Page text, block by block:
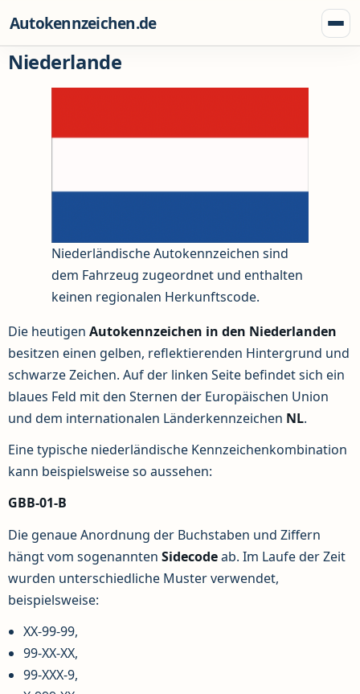
Autokennzeichen.de
Niederlande
Niederländische Autokennzeichen sind
dem Fahrzeug zugeordnet und enthalten
keinen regionalen Herkunftscode.
Die heutigen Autokennzeichen in den Niederlanden
besitzen einen gelben, reflektierenden Hintergrund und
schwarze Zeichen. Auf der linken Seite befindet sich ein
blaues Feld mit den Sternen der Europäischen Union
und dem internationalen Länderkennzeichen NL.
Eine typische niederländische Kennzeichenkombination
kann beispielsweise so aussehen:
GBB-01-B
Die genaue Anordnung der Buchstaben und Ziffern
hängt vom sogenannten Sidecodeab. Im Laufe der Zeit
wurden unterschiedliche Muster verwendet,
beispielsweise:
XX-99-99,
99-XX-XX,
99-XXX-9,